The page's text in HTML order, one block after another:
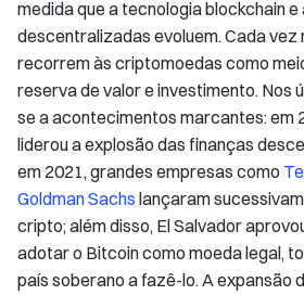
medida que a tecnologia blockchain e
descentralizadas evoluem. Cada vez
recorrem às criptomoedas como
reserva de valor e investimento. Nos
se a acontecimentos marcantes: em
liderou a explosão das finanças
em 2021, grandes empresas como
Goldman Sachs lançaram
cripto; além disso, El Salvador
adotar o Bitcoin como moeda legal,
país soberano a fazê-lo. A expansão